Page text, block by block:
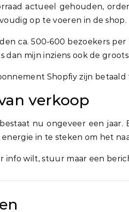
actueel gehouden,
op te voeren in de shop.
ca. 500-600 bezoekers
dan mijn inziens ook de
Shopfiy zijn
verkoop
nu ongeveer een
in te steken om het
info wilt, stuur maar een